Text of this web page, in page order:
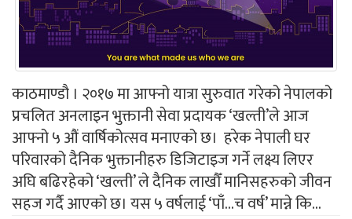
काठमाण्डौ । २०१७ मा आफ्नो यात्रा सुरुवात गरेको नेपालको
प्रचलित अनलाइन भुक्तानी सेवा प्रदायक ‘खल्ती’ले आज
आफ्नो ५ औं वार्षिकोत्सव मनाएको छ। हरेक नेपाली घर
परिवारको दैनिक भुक्तानीहरु डिजिटाइज गर्ने लक्ष्य लिएर
अघि बढिरहेको ‘खल्ती’ ले दैनिक लाखौँ मानिसहरुको जीवन
सहज गर्दै आएको छ। यस ५ वर्षलाई ‘पाँ...च वर्ष’ मान्ने कि...